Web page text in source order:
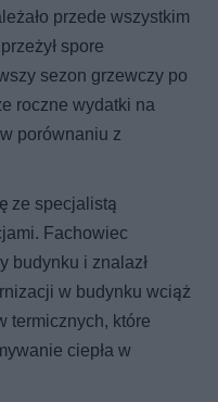
przede wszystkim
spore
sezon grzewczy po
roczne wydatki na
porównaniu z
ze specjalistą
Fachowiec
budynku i znalazł
w budynku wciąż
termicznych, które
ciepła w